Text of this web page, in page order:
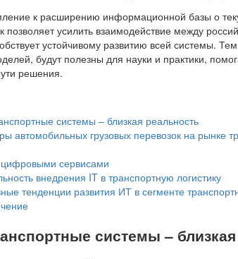
к расширению информационной базы о
позволяет усилить взаимодействие между
устойчивому развитию всей системы.
будут полезны для науки и практики,
решения.
системы – близкая реальность
автомобильных грузовых перевозок на рынке
сервисами
внедрения IT в транспортную логистику
тенденции развития ИТ в сегменте
системы –